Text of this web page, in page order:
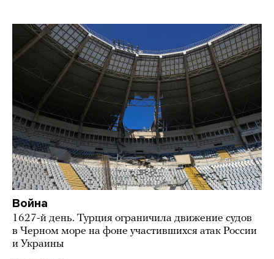
Война
1627-й день. Турция ограничила движение судов
в Черном море на фоне участившихся атак России
и Украины